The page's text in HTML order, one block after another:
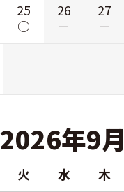
25
○
26
－
27
－
2026年9月
火 水 木